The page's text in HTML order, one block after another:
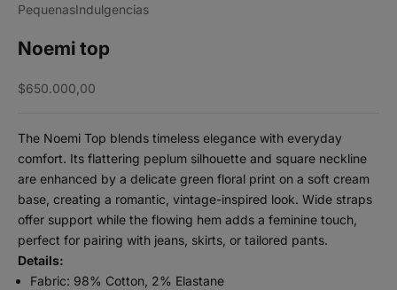
PequenasIndulgencias
Noemi top
Sale price
$650.000,00
The Noemi Top blends timeless elegance with everyday
comfort. Its flattering peplum silhouette and square neckline
are enhanced by a delicate green floral print on a soft cream
base, creating a romantic, vintage-inspired look. Wide straps
offer support while the flowing hem adds a feminine touch,
perfect for pairing with jeans, skirts, or tailored pants.
Details:
Fabric: 98% Cotton, 2% Elastane